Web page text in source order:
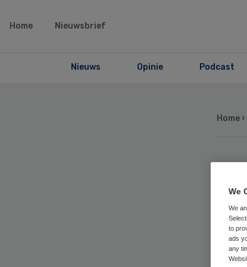
Home Nieuwsbrief
Nieuws Opinie Podcast
Home ›
We
We
to
ads
any